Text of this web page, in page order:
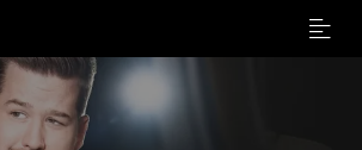
Menu